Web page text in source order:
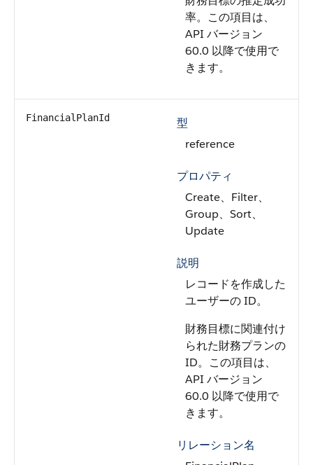
率。この項目は、
API バージョン
60.0 以降で使用で
きます。
FinancialPlanId
型
reference
プロパティ
Create、Filter、
Group、Sort、
Update
説明
レコードを作成した
ユーザーの ID。
財務目標に関連付け
られた財務プランの
ID。この項目は、
API バージョン
60.0 以降で使用で
きます。
リレーション名